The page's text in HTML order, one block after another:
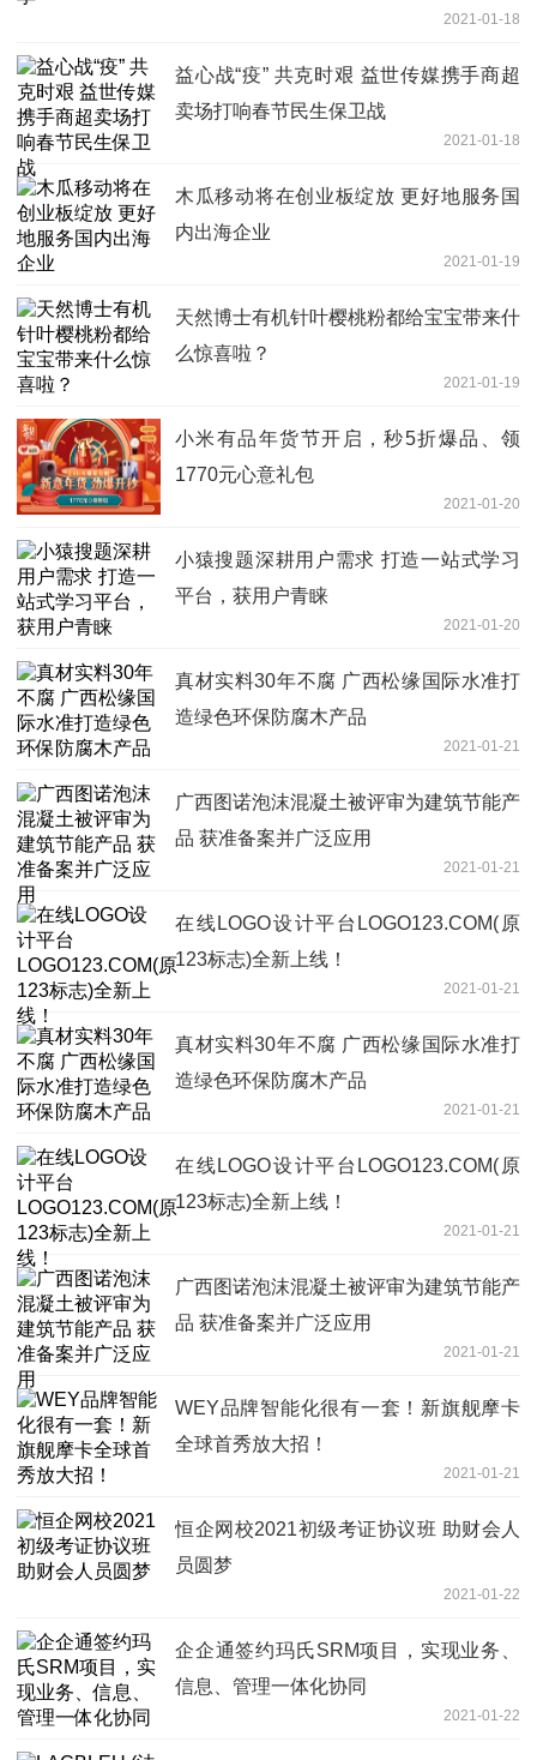
2021-01-18
益心战“疫” 共克时艰 益世传媒携手商超
卖场打响春节民生保卫战
2021-01-18
木瓜移动将在创业板绽放 更好地服务国
内出海企业
2021-01-19
天然博士有机针叶樱桃粉都给宝宝带来什
么惊喜啦？
2021-01-19
小米有品年货节开启，秒5折爆品、领
1770元心意礼包
2021-01-20
小猿搜题深耕用户需求 打造一站式学习
平台，获用户青睐
2021-01-20
真材实料30年不腐 广西松缘国际水准打
造绿色环保防腐木产品
2021-01-21
广西图诺泡沫混凝土被评审为建筑节能产
品 获准备案并广泛应用
2021-01-21
在线LOGO设计平台LOGO123.COM(原
123标志)全新上线！
2021-01-21
真材实料30年不腐 广西松缘国际水准打
造绿色环保防腐木产品
2021-01-21
在线LOGO设计平台LOGO123.COM(原
123标志)全新上线！
2021-01-21
广西图诺泡沫混凝土被评审为建筑节能产
品 获准备案并广泛应用
2021-01-21
WEY品牌智能化很有一套！新旗舰摩卡
全球首秀放大招！
2021-01-21
恒企网校2021初级考证协议班 助财会人
员圆梦
2021-01-22
企企通签约玛氏SRM项目，实现业务、
信息、管理一体化协同
2021-01-22